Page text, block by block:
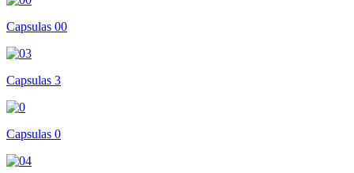
Capsulas 00
Capsulas 3
Capsulas 0